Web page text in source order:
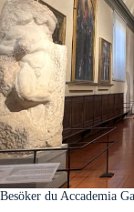
Besöker du Accademia